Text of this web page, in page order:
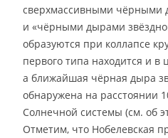
сверхмассивными чёрными
и «чёрными дырами
образуются при коллапсе
первого типа находится и в
а ближайшая чёрная дыра
обнаружена на расстоянии
Солнечной системы (см. об
Отметим, что Нобелевская